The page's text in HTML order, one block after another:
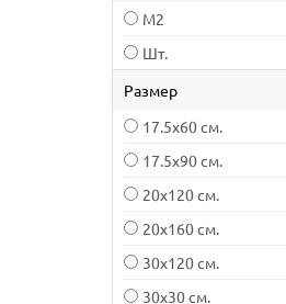
М2
Шт.
Размер
17.5х60 см.
17.5х90 см.
20х120 см.
20х160 см.
30х120 см.
30х30 см.